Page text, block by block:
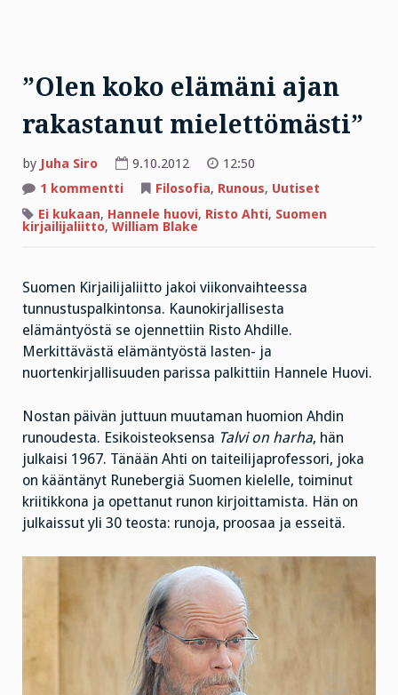
”Olen koko elämäni ajan
rakastanut mielettömästi”
by Juha Siro 9.10.2012
12:50
1 kommenttiartikkeliin
koko
elämäni
Filosofia, Runous, Uutiset
Ei kukaan, Hannele huovi, Risto Ahti, Suomen
kirjailijaliitto, William Blake
Suomen Kirjailijaliitto jakoi viikonvaihteessa
tunnustuspalkintonsa. Kaunokirjallisesta
elämäntyöstä se ojennettiin Risto Ahdille.
Merkittävästä elämäntyöstä lasten- ja
nuortenkirjallisuuden parissa palkittiin Hannele Huovi.
Nostan päivän juttuun muutaman huomion Ahdin
runoudesta. Esikoisteoksensa Talvi on harha, hän
julkaisi 1967. Tänään Ahti on taiteilijaprofessori, joka
on kääntänyt Runebergiä Suomen kielelle, toiminut
kriitikkona ja opettanut runon kirjoittamista. Hän on
julkaissut yli 30 teosta: runoja, proosaa ja esseitä.